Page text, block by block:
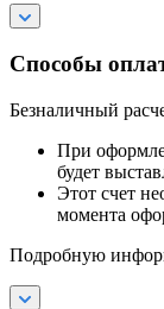
Способы
Безналичный
При
будет
Этот счет
момента
Подробную